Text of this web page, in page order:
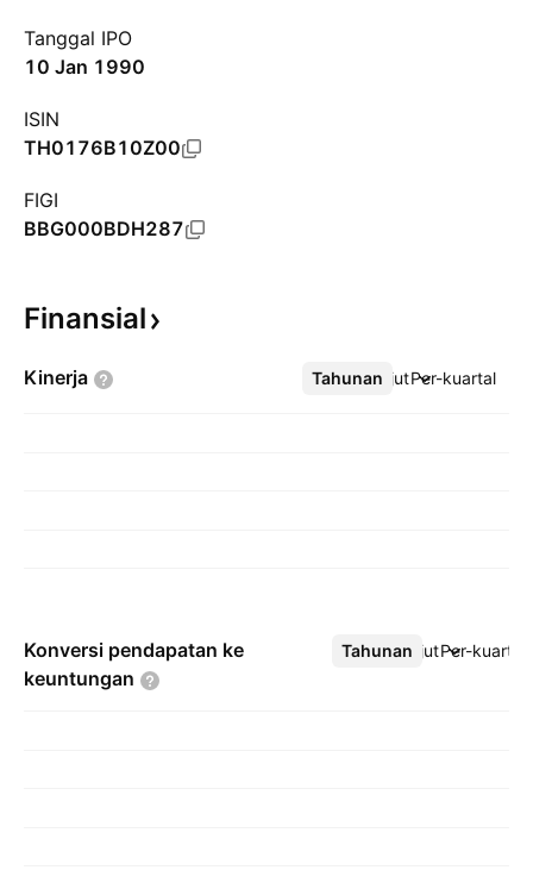
Tanggal IPO
10 Jan 1990
ISIN
TH0176B10Z00
FIGI
BBG000BDH287
Finansial
Kinerja Tahunan Per-kuartal
Lebih lanjut
Konversi pendapatan ke
keuntungan
Tahunan Per-kuartal
Lebih lanjut